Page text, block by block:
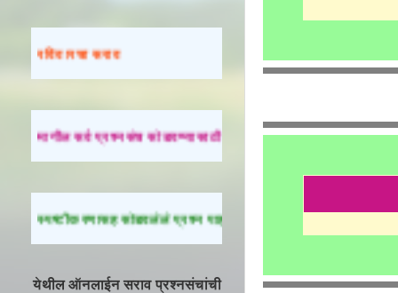
रविवारचा सराव
मागील सर्व प्रश्नसंच सोडवण्यासाठी येथे क्लिक करा.
स्पष्टीकरणासह सोडवलेले प्रश्न पाहण्यासाठी येथे क्लिक करा.
येथील ऑनलाईन सराव प्रश्नसंचांची